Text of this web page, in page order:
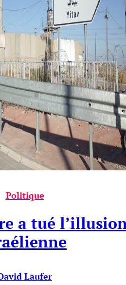
Politique
a tué
Laufer